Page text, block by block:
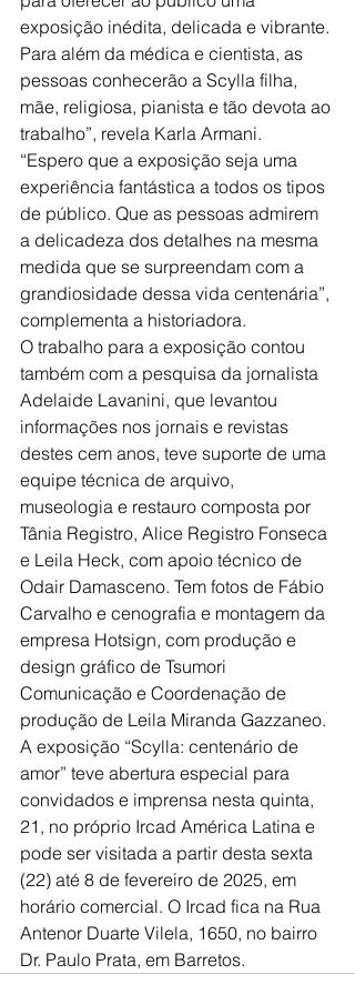
exposição inédita, delicada e vibrante.
Para além da médica e cientista, as
pessoas conhecerão a Scylla filha,
mãe, religiosa, pianista e tão devota ao
trabalho”, revela Karla Armani.
“Espero que a exposição seja uma
experiência fantástica a todos os tipos
de público. Que as pessoas admirem
a delicadeza dos detalhes na mesma
medida que se surpreendam com a
grandiosidade dessa vida centenária”,
complementa a historiadora.
O trabalho para a exposição contou
também com a pesquisa da jornalista
Adelaide Lavanini, que levantou
informações nos jornais e revistas
destes cem anos, teve suporte de uma
equipe técnica de arquivo,
museologia e restauro composta por
Tânia Registro, Alice Registro Fonseca
e Leila Heck, com apoio técnico de
Odair Damasceno. Tem fotos de Fábio
Carvalho e cenografia e montagem da
empresa Hotsign, com produção e
design gráfico de Tsumori
Comunicação e Coordenação de
produção de Leila Miranda Gazzaneo.
A exposição “Scylla: centenário de
amor” teve abertura especial para
convidados e imprensa nesta quinta,
21, no próprio Ircad América Latina e
pode ser visitada a partir desta sexta
(22) até 8 de fevereiro de 2025, em
horário comercial. O Ircad fica na Rua
Antenor Duarte Vilela, 1650, no bairro
Dr. Paulo Prata, em Barretos.